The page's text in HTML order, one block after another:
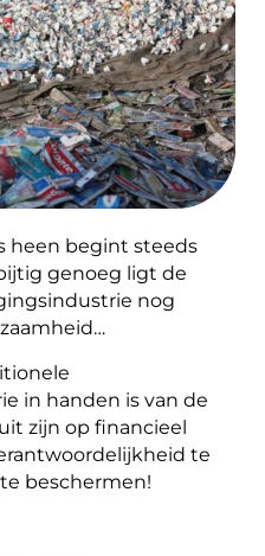
heen begint steeds
genoeg ligt de
nog
in handen is van de
zijn op financieel
te
beschermen!